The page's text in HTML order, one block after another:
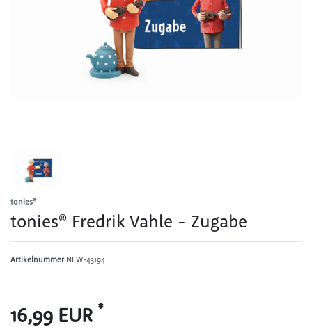
tonies®
tonies® Fredrik Vahle - Zugabe
Artikelnummer NEW-43194
16,99 EUR *